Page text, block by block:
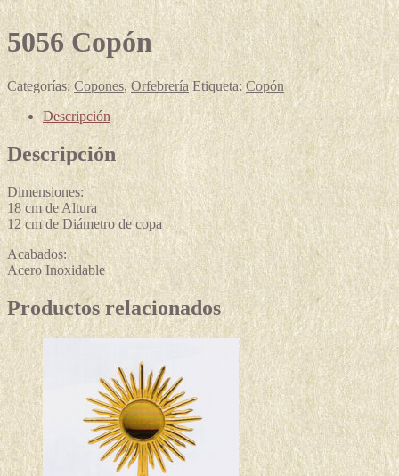
5056 Copón
Categorías: Copones,Orfebrería Etiqueta:Copón
Descripción
Descripción
Dimensiones:
18 cm de Altura
12 cm de Diámetro de copa
Acabados:
Acero Inoxidable
Productos relacionados